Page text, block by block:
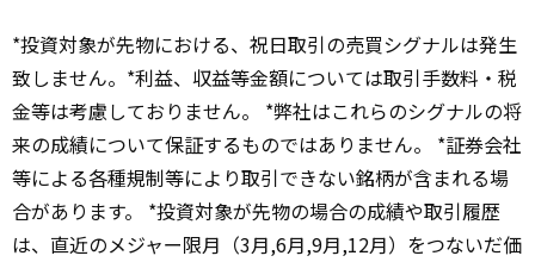
*投資対象が先物における、祝日取引の売買シグナルは発生
致しません。*利益、収益等金額については取引手数料・税
金等は考慮しておりません。 *弊社はこれらのシグナルの将
来の成績について保証するものではありません。 *証券会社
等による各種規制等により取引できない銘柄が含まれる場
合があります。 *投資対象が先物の場合の成績や取引履歴
は、直近のメジャー限月（3月,6月,9月,12月）をつないだ価